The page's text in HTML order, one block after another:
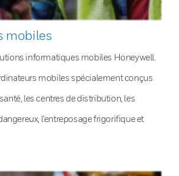
mobiles
informatiques mobiles Honeywell.
mobiles spécialement conçus
les centres de distribution, les
l’entreposage frigorifique et